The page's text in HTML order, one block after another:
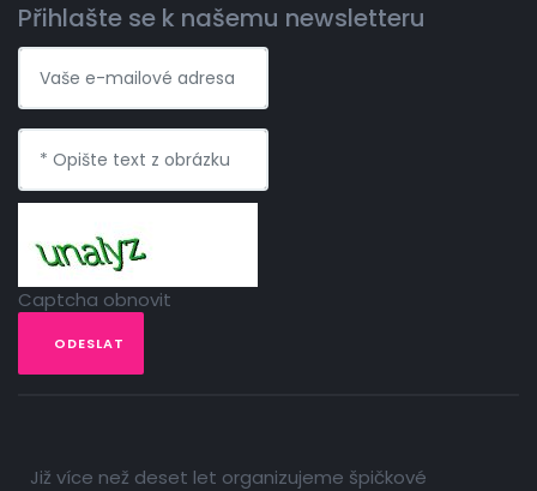
Přihlašte se k našemu newsletteru
Captcha obnovit
ODESLAT
Již více než deset let organizujeme špičkové